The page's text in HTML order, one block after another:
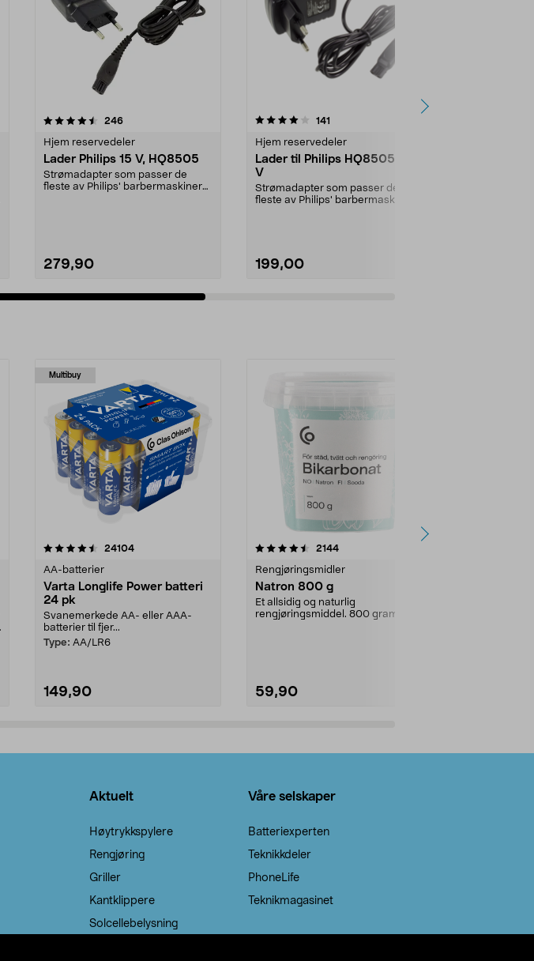
246anmeldelser
Hjem reservedeler
Lader Philips 15 V, HQ8505
Strømadapter som passer de
fleste av Philips' barbermaskiner
279,90
4.0av 5 stjerner 141
Hjem reservedeler
Lader til Philips HQ8505, 15
V
Strømadapter som passer de
fleste av Philips' barbermaskiner
199,00
0.0 av 5 stjerner
Multibuy
24104anmeldelser
AA-batterier
Varta Longlife Power batteri
24 pk
Svanemerkede AA- eller AAA-
batterier til fjer...
Type: AA/LR6
149,90
4.5av 5 stjerner 2144anmeldelser
Rengjøringsmidler
Natron 800 g
Et allsidig og naturlig
rengjøringsmiddel. 800 gram
59,90
4.0av 5 stjerner
Aktuelt
Høytrykkspylere
Rengjøring
Griller
Kantklippere
Solcellebelysning
Våre selskaper
Batteriexperten
Teknikkdeler
PhoneLife
Teknikmagasinet